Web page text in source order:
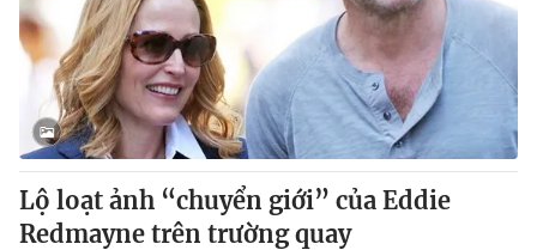
Lộ loạt ảnh “chuyển giới” của Eddie
Redmayne trên trường quay